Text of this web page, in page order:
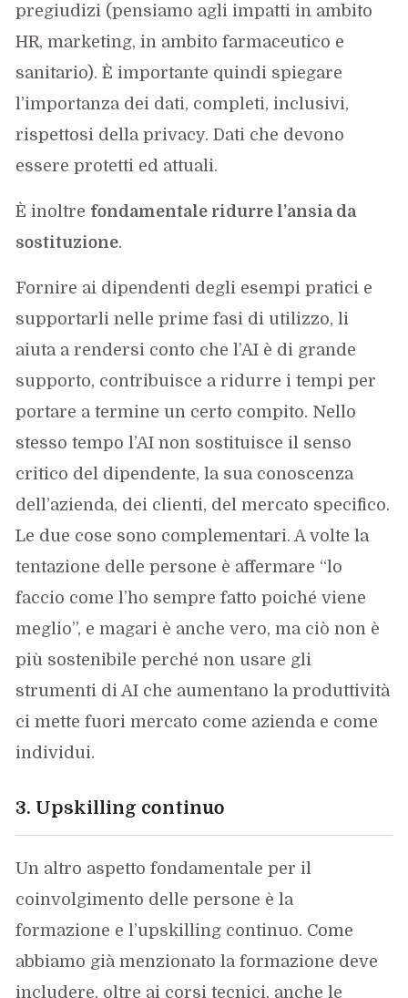
pregiudizi (pensiamo agli impatti in ambito
HR, marketing, in ambito farmaceutico e
sanitario). È importante quindi spiegare
l’importanza dei dati, completi, inclusivi,
rispettosi della privacy. Dati che devono
essere protetti ed attuali.
È inoltre fondamentale ridurre l’ansia da
sostituzione.
Fornire ai dipendenti degli esempi pratici e
supportarli nelle prime fasi di utilizzo, li
aiuta a rendersi conto che l’AI è di grande
supporto, contribuisce a ridurre i tempi per
portare a termine un certo compito. Nello
stesso tempo l’AI non sostituisce il senso
critico del dipendente, la sua conoscenza
dell’azienda, dei clienti, del mercato specifico.
Le due cose sono complementari. A volte la
tentazione delle persone è affermare “lo
faccio come l’ho sempre fatto poiché viene
meglio”, e magari è anche vero, ma ciò non è
più sostenibile perché non usare gli
strumenti di AI che aumentano la produttività
ci mette fuori mercato come azienda e come
individui.
3. Upskilling continuo
Un altro aspetto fondamentale per il
coinvolgimento delle persone è la
formazione e l’upskilling continuo. Come
abbiamo già menzionato la formazione deve
includere, oltre ai corsi tecnici, anche le